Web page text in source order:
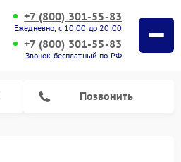
+7 (800) 301-55-83
Ежедневно, с 10:00 до 20:00
+7 (800) 301-55-83
Звонок бесплатный по РФ
Позвонить